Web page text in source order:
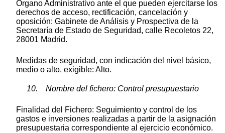
Órgano Administrativo ante el que pueden ejercitarse los
derechos de acceso, rectificación, cancelación y
oposición: Gabinete de Análisis y Prospectiva de la
Secretaría de Estado de Seguridad, calle Recoletos 22,
28001 Madrid.
Medidas de seguridad, con indicación del nivel básico,
medio o alto, exigible: Alto.
10. Nombre del fichero: Control presupuestario
Finalidad del Fichero: Seguimiento y control de los
gastos e inversiones realizadas a partir de la asignación
presupuestaria correspondiente al ejercicio económico.